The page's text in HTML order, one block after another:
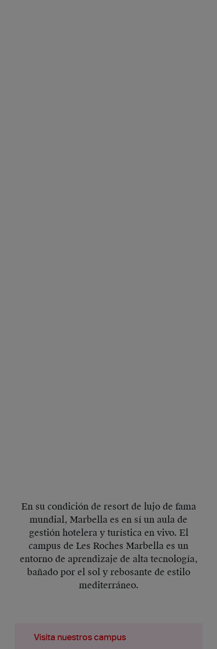
En su condición de resort de lujo de fama
mundial, Marbella es en sí un aula de
gestión hotelera y turística en vivo. El
campus de Les Roches Marbella es un
entorno de aprendizaje de alta tecnología,
bañado por el sol y rebosante de estilo
mediterráneo.
Visita nuestros campus